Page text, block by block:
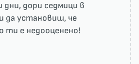
дори седмици в
да установиш, че
е недооценено!